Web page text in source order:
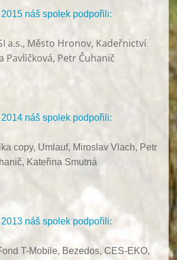
náš spolek podpořili:
a.s., Město Hronov, Kadeřnictví
Pavlíčková, Petr Čuhanič
náš spolek podpořili:
copy, Umlauf, Miroslav Vlach, Petr
Kateřina Smutná
náš spolek podpořili:
T-Mobile, Bezedos, CES-EKO,